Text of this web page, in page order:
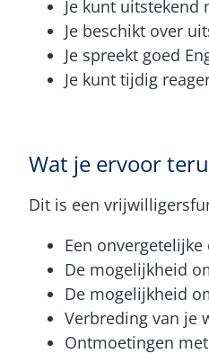
Je kunt
Je beschikt over
Je spreekt goed
Je kunt tijdig
Wat je ervoor
Dit is een
Een
De mogelijkheid
De mogelijkheid
Verbreding van je
Ontmoetingen